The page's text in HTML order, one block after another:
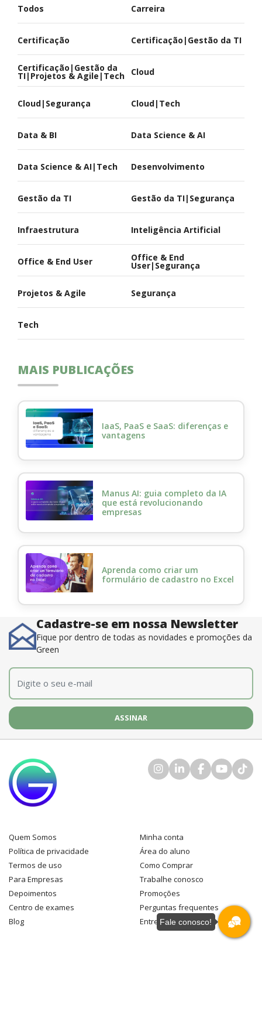
Todos Carreira
Certificação Certificação|Gestão da TI
Certificação|Gestão da
TI|Projetos & Agile|Tech Cloud
Cloud|Segurança Cloud|Tech
Data & BI Data Science & AI
Data Science & AI|Tech Desenvolvimento
Gestão da TI Gestão da TI|Segurança
Infraestrutura Inteligência Artificial
Office & End User Office & End
User|Segurança
Projetos & Agile Segurança
Tech
MAIS PUBLICAÇÕES
IaaS, PaaS e SaaS: diferenças e
vantagens
Manus AI: guia completo da IA
que está revolucionando
empresas
Aprenda como criar um
formulário de cadastro no Excel
Cadastre-se em nossa Newsletter
Fique por dentro de todas as novidades e promoções da
Green
E-mail
Quem Somos
Política de privacidade
Termos de uso
Para Empresas
Depoimentos
Centro de exames
Blog
Minha conta
Área do aluno
Como Comprar
Trabalhe conosco
Promoções
Perguntas frequentes
Entre em contato
Fale conosco!